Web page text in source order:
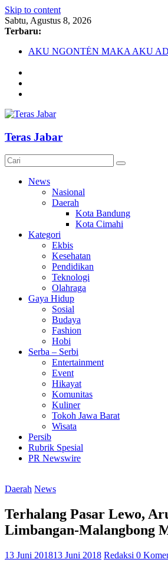
Skip to content
Sabtu, Agustus 8, 2026
Terbaru:
AKU NGONTÉN MAKA AKU
Pemurtadan
Barat Siap Pecahkan Rekor MURI
Teras Jabar
News
Nasional
Daerah
Kota Bandung
Kota Cimahi
Kategori
Ekbis
Kesehatan
Pendidikan
Teknologi
Olahraga
Gaya Hidup
Sosial
Budaya
Fashion
Hobi
Serba – Serbi
Entertainment
Event
Hikayat
Komunitas
Kuliner
Tokoh Jawa Barat
Wisata
Persib
Rubrik Spesial
PR Newswire
Daerah News
Terhalang Pasar Lewo,
Limbangan-Malangbong
13 Juni 201813 Juni 2018 Redaksi 0